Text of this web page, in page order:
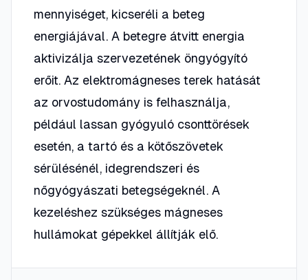
mennyiséget, kicseréli a beteg
energiájával. A betegre átvitt energia
aktivizálja szervezetének öngyógyító
erőit. Az elektromágneses terek hatását
az orvostudomány is felhasználja,
például lassan gyógyuló csonttörések
esetén, a tartó és a kötőszövetek
sérülésénél, idegrendszeri és
nőgyógyászati betegségeknél. A
kezeléshez szükséges mágneses
hullámokat gépekkel állítják elő.